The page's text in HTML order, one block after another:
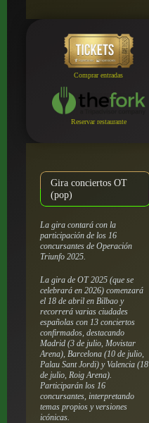
Comprar entradas
Reservar restaurante
Gira conciertos OT
(pop)
La gira contará con la
participación de los 16
concursantes de Operación
Triunfo 2025.
La gira de OT 2025 (que se
celebrará en 2026) comenzará
el 18 de abril en Bilbao y
recorrerá varias ciudades
españolas con 13 conciertos
confirmados, destacando
Madrid (3 de julio, Movistar
Arena), Barcelona (10 de julio,
Palau Sant Jordi) y Valencia (18
de julio, Roig Arena).
Participarán los 16
concursantes, interpretando
temas propios y versiones
icónicas.